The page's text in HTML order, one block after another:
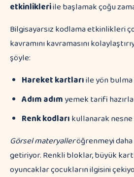
etkinlikleriile başlamak çoğu
Bilgisayarsız kodlama etkinlikleri
kavramını kavramasını
şöyle:
Hareket kartlarıile yön
Adım adımyemek tarifi
Renk kodlarıkullanarak nesne
Görsel materyalleröğrenmeyi
getiriyor. Renkli bloklar, büyük
oyuncaklar çocukların ilgisini